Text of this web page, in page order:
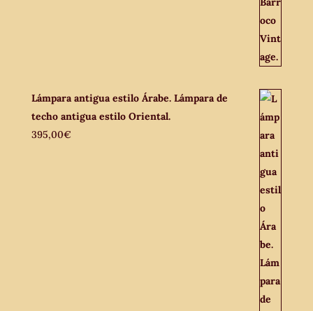
Lámpara antigua estilo Árabe. Lámpara de
techo antigua estilo Oriental.
395,00€